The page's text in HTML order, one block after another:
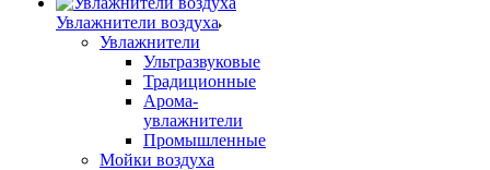
Увлажнители воздуха
Увлажнители
Ультразвуковые
Традиционные
Арома-
увлажнители
Промышленные
Мойки воздуха